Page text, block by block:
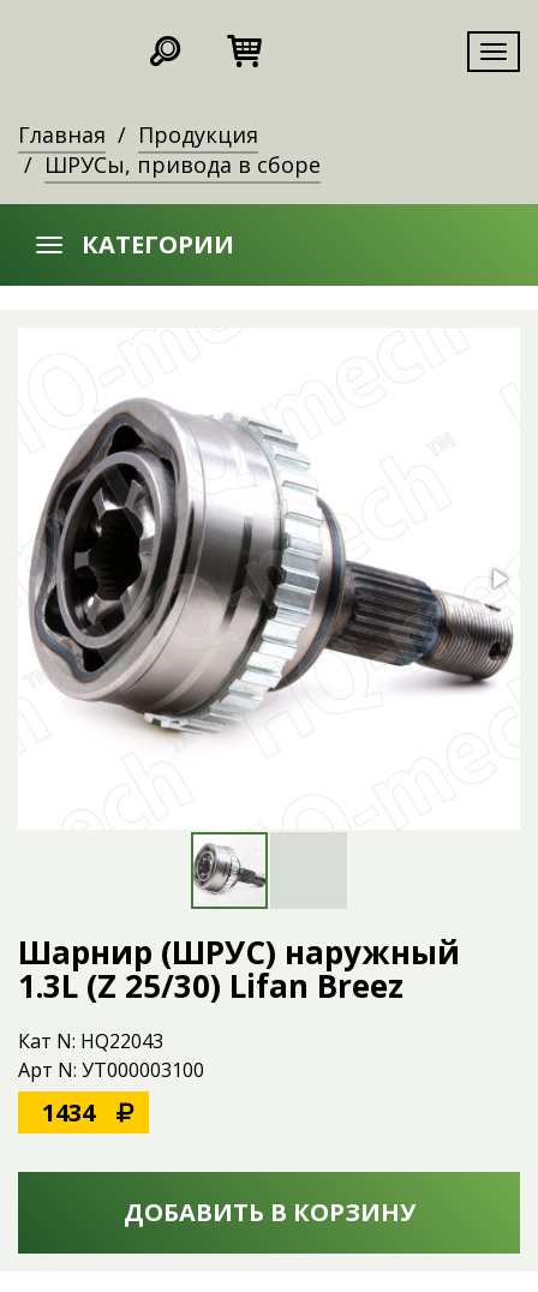
Главная
Продукция
ШРУСы, привода в сборе
КАТЕГОРИИ
Шарнир (ШРУС) наружный
1.3L (Z 25/30) Lifan Breez
Кат N: HQ22043
Арт N: УТ000003100
1434
ДОБАВИТЬ В КОРЗИНУ